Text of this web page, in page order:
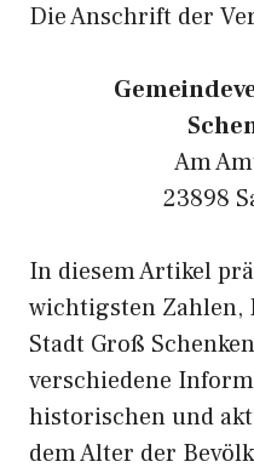
Die Anschrift der
Am
23898
In diesem Artikel
wichtigsten Zahlen,
Stadt Groß
verschiedene
historischen und
dem Alter der